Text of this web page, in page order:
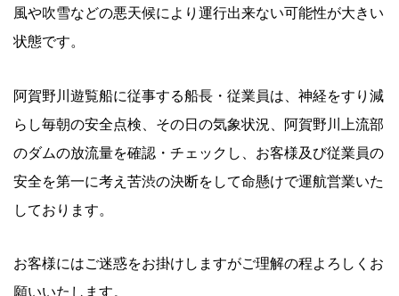
風や吹雪などの悪天候により運行出来ない可能性が大きい
状態です。
阿賀野川遊覧船に従事する船長・従業員は、神経をすり減
らし毎朝の安全点検、その日の気象状況、阿賀野川上流部
のダムの放流量を確認・チェックし、お客様及び従業員の
安全を第一に考え苦渋の決断をして命懸けで運航営業いた
しております。
お客様にはご迷惑をお掛けしますがご理解の程よろしくお
願いいたします。